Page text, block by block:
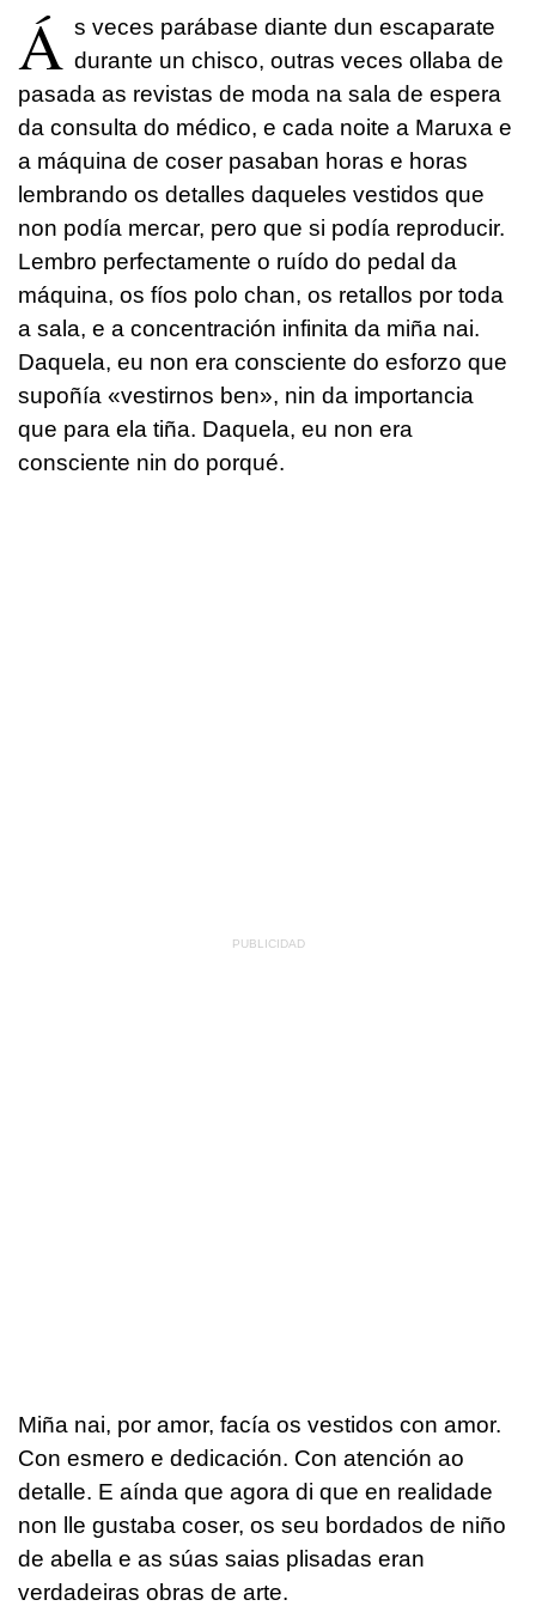
Á s veces parábase diante dun escaparate
durante un chisco, outras veces ollaba de
pasada as revistas de moda na sala de espera
da consulta do médico, e cada noite a Maruxa e
a máquina de coser pasaban horas e horas
lembrando os detalles daqueles vestidos que
non podía mercar, pero que si podía reproducir.
Lembro perfectamente o ruído do pedal da
máquina, os fíos polo chan, os retallos por toda
a sala, e a concentración infinita da miña nai.
Daquela, eu non era consciente do esforzo que
supoñía «vestirnos ben», nin da importancia
que para ela tiña. Daquela, eu non era
consciente nin do porqué.
Miña nai, por amor, facía os vestidos con amor.
Con esmero e dedicación. Con atención ao
detalle. E aínda que agora di que en realidade
non lle gustaba coser, os seu bordados de niño
de abella e as súas saias plisadas eran
verdadeiras obras de arte.